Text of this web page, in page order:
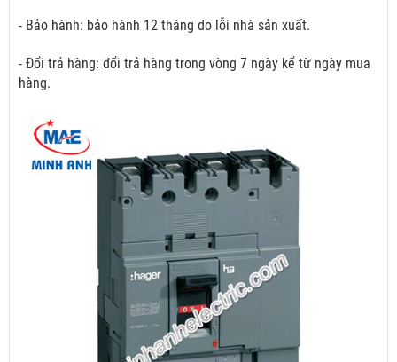
- Bảo hành: bảo hành 12 tháng do lỗi nhà sản xuất.
- Đổi trả hàng: đổi trả hàng trong vòng 7 ngày kể từ ngày mua
hàng.